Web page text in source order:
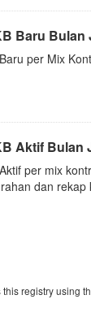
Baru Bulan
per Mix
Aktif Bulan
per mix
dan rekap
registry using